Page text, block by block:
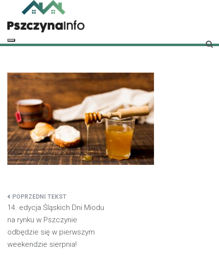
content
pszczynainfo.pl
Twoje źródło informacji o Pszczynie
Nawigacja
wpisu
14. edycja Śląskich Dni Miodu
na rynku w Pszczynie
odbędzie się w pierwszym
weekendzie sierpnia!